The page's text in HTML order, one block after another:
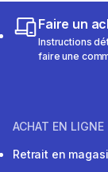
Faire un
Instructions
faire une
ACHAT EN LIGNE
Retrait en